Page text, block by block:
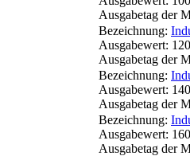
Ausgabetag der
Bezeichnung:
Ausgabewert:
Ausgabetag der
Bezeichnung:
Ausgabewert:
Ausgabetag der
Bezeichnung:
Ausgabewert:
Ausgabetag der